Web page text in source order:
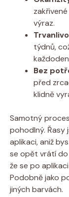
výraz.
týdnů,
Bez
před
klidně
Samotný
pohodlný. Řasy
‌aplikaci, aniž⁢
se opět vrátí
že se po
Podobně jako
jiných⁢ barvách.